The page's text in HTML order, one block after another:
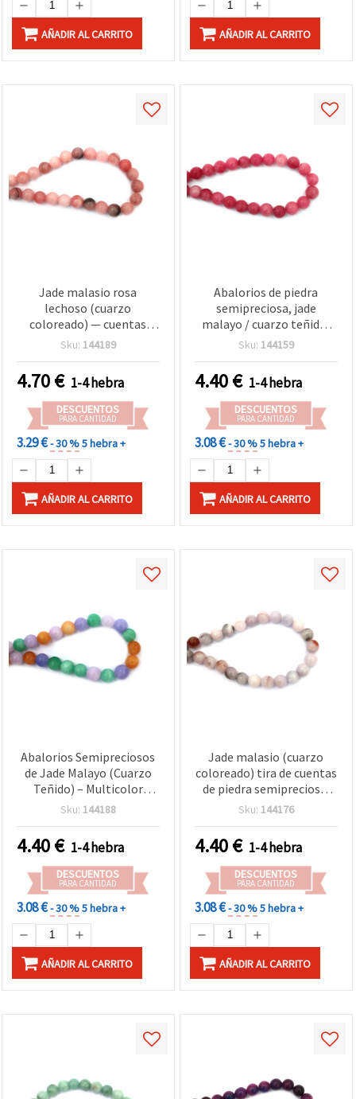
AÑADIR AL CARRITO AÑADIR AL CARRITO
Jade malasio rosa
lechoso (cuarzo
coloreado) — cuentas
redondas 12 mm, tira de
piedra semipreciosa para
bisutería, pulseras,
collares y manualidades
DIY
Sku: 144189
4.70€ 1-4 hebra
DESCUENTOS
PARA CANTIDAD
3.29 €- 30 %5 hebra +
AÑADIR AL CARRITO
Abalorios de piedra
semipreciosa, jade
malayo / cuarzo teñido,
rosa, redondas de 12 mm,
Sku: 144159
4.40€ 1-4 hebra
DESCUENTOS
PARA CANTIDAD
3.08 €- 30 %5 hebra +
AÑADIR AL CARRITO
Abalorios Semipreciosos
de Jade Malayo (Cuarzo
Teñido) – Multicolor
Pastel Surtido, Redondos
32 uds/hilo – Piedras para
Bisutería DIY, Pulseras y
Manualidades
Sku: 144188
4.40€ 1-4 hebra
DESCUENTOS
PARA CANTIDAD
3.08 €- 30 %5 hebra +
AÑADIR AL CARRITO
Jade malasio (cuarzo
coloreado) tira de cuentas
de piedra semipreciosa,
lila pálido, redondas de 12
Sku: 144176
4.40€ 1-4 hebra
DESCUENTOS
PARA CANTIDAD
3.08 €- 30 %5 hebra +
AÑADIR AL CARRITO